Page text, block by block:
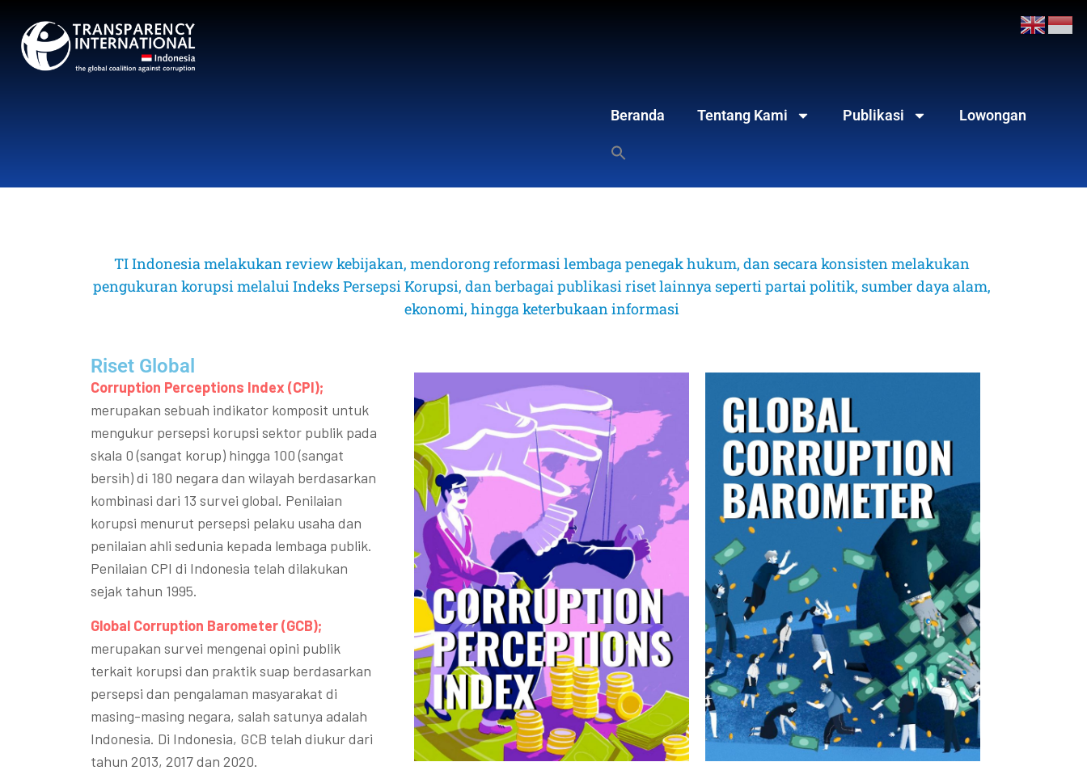
Beranda Tentang Kami Publikasi Lowongan
TI Indonesia melakukan review kebijakan, mendorong reformasi lembaga penegak hukum, dan secara konsisten melakukan
pengukuran korupsi melalui Indeks Persepsi Korupsi, dan berbagai publikasi riset lainnya seperti partai politik, sumber daya alam,
ekonomi, hingga keterbukaan informasi
Riset Global​
Corruption Perceptions Index (CPI);
merupakan sebuah indikator komposit untuk
mengukur persepsi korupsi sektor publik pada
skala 0 (sangat korup) hingga 100 (sangat
bersih) di 180 negara dan wilayah berdasarkan
kombinasi dari 13 survei global. Penilaian
korupsi menurut persepsi pelaku usaha dan
penilaian ahli sedunia kepada lembaga publik.
Penilaian CPI di Indonesia telah dilakukan
sejak tahun 1995.
Global Corruption Barometer (GCB);
merupakan survei mengenai opini publik
terkait korupsi dan praktik suap berdasarkan
persepsi dan pengalaman masyarakat di
masing-masing negara, salah satunya adalah
Indonesia. Di Indonesia, GCB telah diukur dari
tahun 2013, 2017 dan 2020.